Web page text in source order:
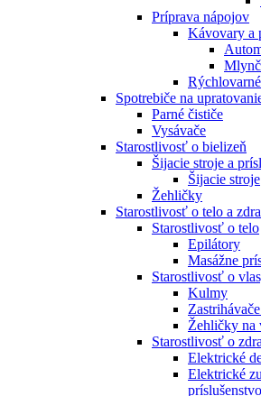
Príprava nápojov
Kávovary a
Spotrebiče na
Parné čističe
Vysávače
Starostlivosť o bielizeň
Šijacie stroje a
Šijacie stroje
Žehličky
Starostlivosť o telo a
Starostlivosť o telo
Epilátory
Masážne
Starostlivosť o
Kulmy
Žehličky na
Starostlivosť o
Elektrické
Elektrické
príslušenstvo